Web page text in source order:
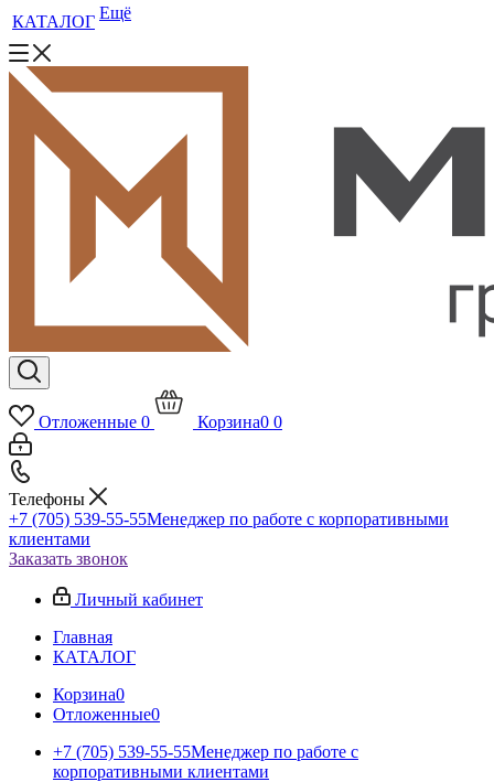
КАТАЛОГ Ещё
Отложенные 0 Корзина0 0
Телефоны
+7 (705) 539-55-55Менеджер по работе с корпоративными
клиентами
Заказать звонок
Личный кабинет
Главная
КАТАЛОГ
Корзина0
Отложенные0
+7 (705) 539-55-55Менеджер по работе с
корпоративными клиентами